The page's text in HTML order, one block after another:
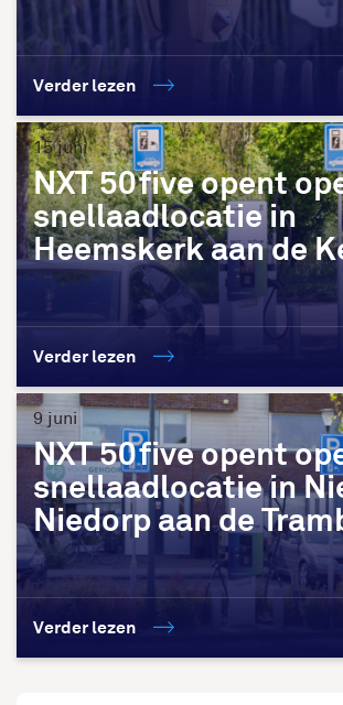
Verder lezen
15 juni
NXT 50five opent
snellaadlocatie in
Heemskerk aan de
Verder lezen
9 juni
NXT 50five opent
snellaadlocatie in
Niedorp aan de
Verder lezen